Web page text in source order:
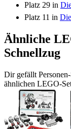
Platz 29 in
Platz 11 in
Ähnliche
Schnellzug
Dir gefällt
ähnlichen LEGO-